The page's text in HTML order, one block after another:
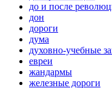
до и после
дон
дороги
дума
духовно-учебные
евреи
жандармы
железные дороги